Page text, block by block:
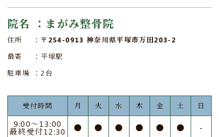
院名 ：まがみ整骨院
住所 ： 〒254-0913 神奈川県平塚市万田203-2
最寄
：平塚駅
駐車場
：2台
受付時間 月 火 水 木 金 土 日
9:00〜13:00
最終受付12:30 ● ● ● ● ● ●
-